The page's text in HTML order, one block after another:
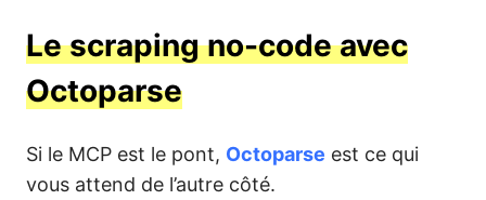
Le scraping no-code avec
Octoparse
Si le MCP est le pont, Octoparse est ce qui
vous attend de l’autre côté.